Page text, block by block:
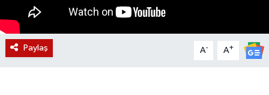
Paylaş A- A+